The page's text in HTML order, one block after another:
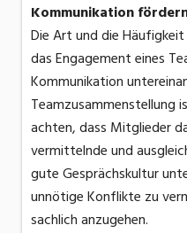
Kommunikation
Die Art und die
das Engagement eines
Kommunikation
Teamzusammenstellung
achten, dass Mitglieder
vermittelnde und
gute Gesprächskultur
unnötige Konflikte zu
sachlich anzugehen.